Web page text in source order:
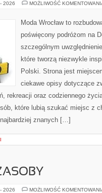
2026 MOŻLIWOŚĆ
Moda Wrocław to
poświęcony podróżom na
szczególnym
które tworzą niezwykle
Polski. Strona jest
ciekawe opisy dotyczące
rekreacji oraz codziennego
które lubią szukać miejsc z
znanych […]
2026 MOŻLIWOŚĆ